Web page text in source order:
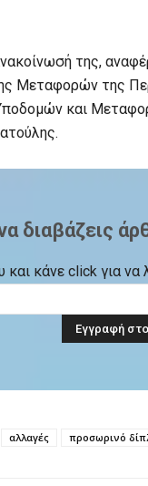
της,
Μεταφορών της
και
διαβάζεις
κάνε click για
αλλαγές προσωρινό